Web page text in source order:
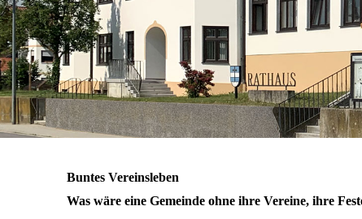
Buntes Vereinsleben
Was wäre eine Gemeinde ohne ihre Vereine, ihre